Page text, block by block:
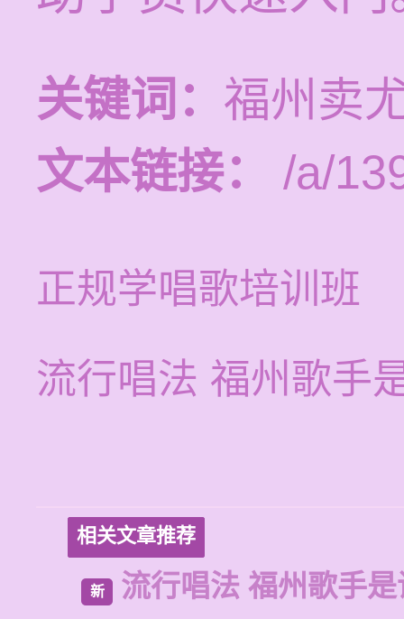
关键词： 福州卖
文本链接：
/a/
正规学唱歌培训班
流行唱法 福州歌手
相关文章推荐
新 流行唱法 福州歌手